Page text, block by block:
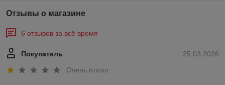
Отзывы о магазине
6 отзывов за всё время
25.03.2026
Покупатель
Очень плохо